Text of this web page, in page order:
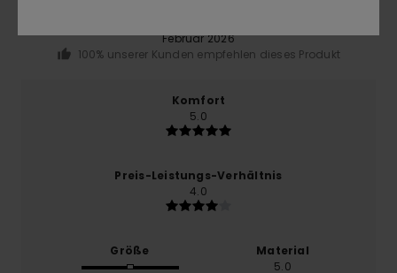
Februar 2026
100% unserer Kunden empfehlen dieses Produkt
Komfort
5.0
Preis-Leistungs-Verhältnis
4.0
Größe
Material
5.0